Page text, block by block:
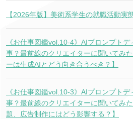
【2026年版】美術系学生の就職活動実
《お仕事図鑑vol.10-4》AIプロンプト
事？最前線のクリエイターに聞いてみ
ーは生成AIとどう向き合うべき？】
《お仕事図鑑vol.10-3》AIプロンプト
事？最前線のクリエイターに聞いてみ
題、広告制作にはどう影響する？】